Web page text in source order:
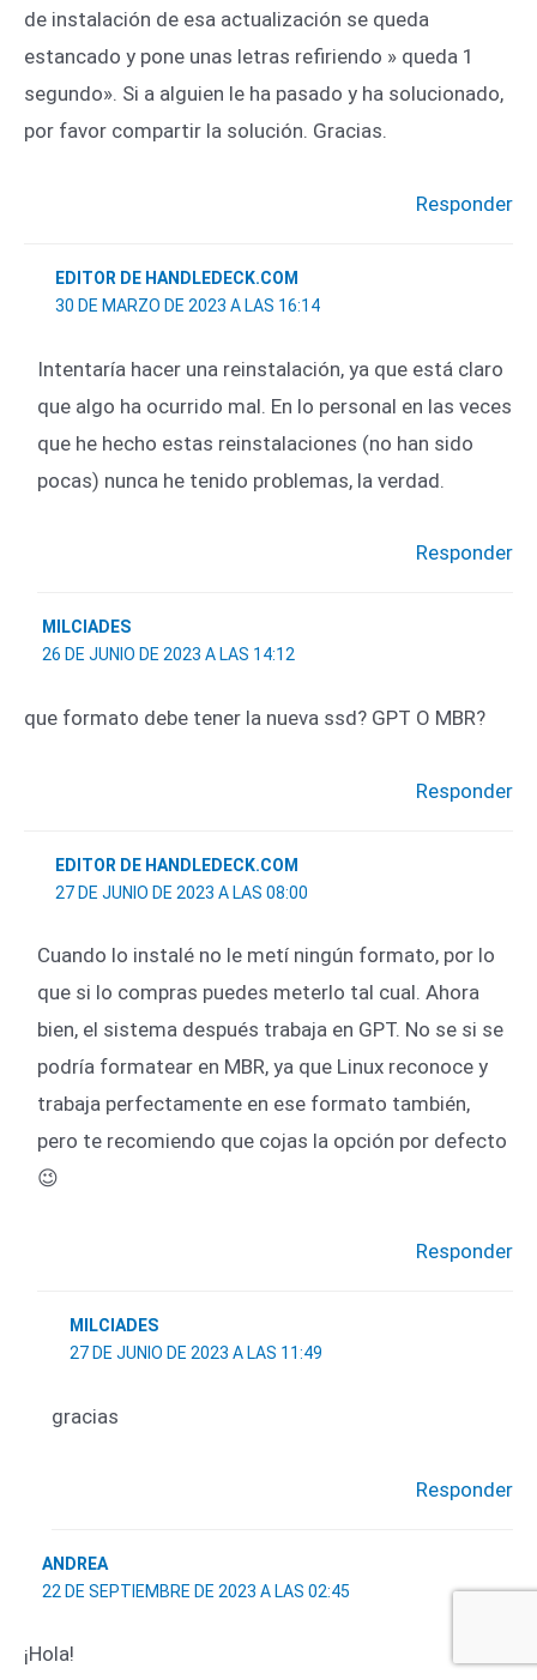
de instalación de esa actualización se queda
estancado y pone unas letras refiriendo » queda 1
segundo». Si a alguien le ha pasado y ha solucionado,
por favor compartir la solución. Gracias.
Responder
EDITOR DE HANDLEDECK.COM
30 DE MARZO DE 2023 A LAS 16:14
Intentaría hacer una reinstalación, ya que está claro
que algo ha ocurrido mal. En lo personal en las veces
que he hecho estas reinstalaciones (no han sido
pocas) nunca he tenido problemas, la verdad.
Responder
MILCIADES
26 DE JUNIO DE 2023 A LAS 14:12
que formato debe tener la nueva ssd? GPT O MBR?
Responder
EDITOR DE HANDLEDECK.COM
27 DE JUNIO DE 2023 A LAS 08:00
Cuando lo instalé no le metí ningún formato, por lo
que si lo compras puedes meterlo tal cual. Ahora
bien, el sistema después trabaja en GPT. No se si se
podría formatear en MBR, ya que Linux reconoce y
trabaja perfectamente en ese formato también,
pero te recomiendo que cojas la opción por defecto
😉
Responder
MILCIADES
27 DE JUNIO DE 2023 A LAS 11:49
gracias
Responder
ANDREA
22 DE SEPTIEMBRE DE 2023 A LAS 02:45
¡Hola!